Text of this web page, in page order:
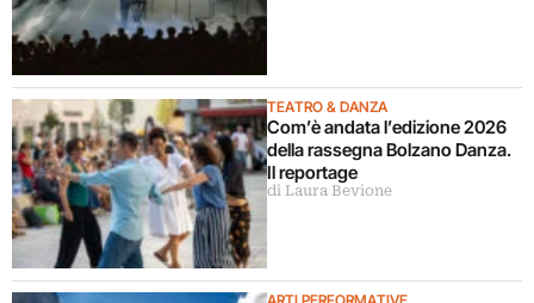
TEATRO & DANZA
Com’è andata l’edizione 2026
della rassegna Bolzano Danza.
Il reportage
di Laura Bevione